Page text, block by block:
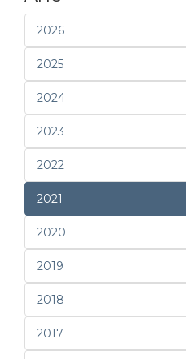
2026
2025
2024
2023
2022
2021
2020
2019
2018
2017